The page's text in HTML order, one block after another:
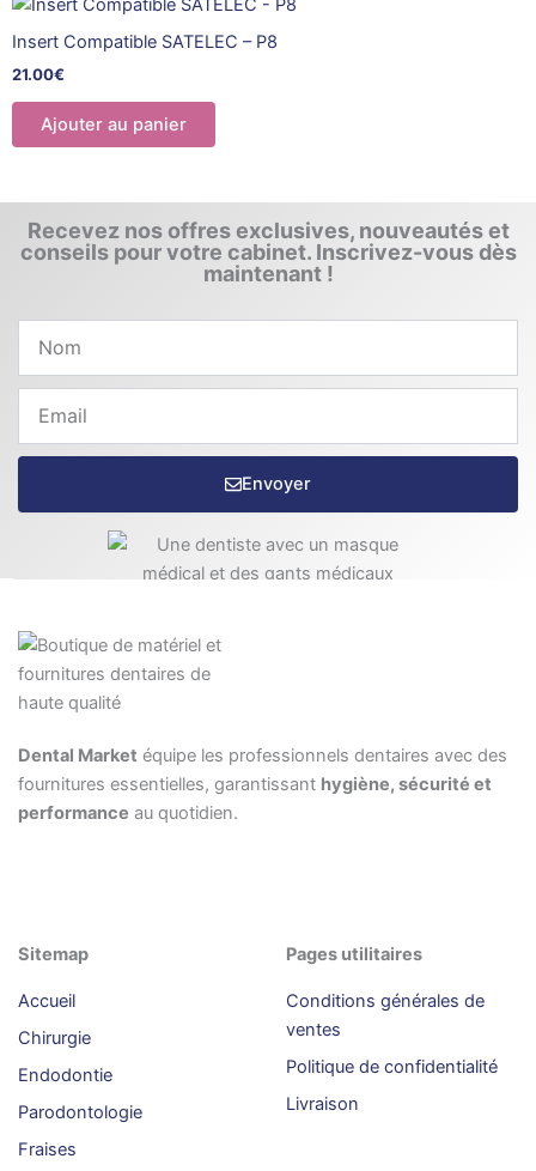
Insert Compatible SATELEC – P8
21.00€
Ajouter au panier
Recevez nos offres exclusives, nouveautés et
conseils pour votre cabinet. Inscrivez-vous dès
maintenant !
Envoyer
Dental Market équipe les professionnels dentaires avec des
fournitures essentielles, garantissant hygiène, sécurité et
performance au quotidien.
Sitemap
Accueil
Chirurgie
Endodontie
Parodontologie
Fraises
Pages utilitaires
Conditions générales de
ventes
Politique de confidentialité
Livraison